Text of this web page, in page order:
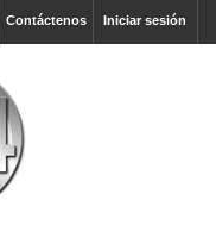
Iniciar sesión
Contáctenos